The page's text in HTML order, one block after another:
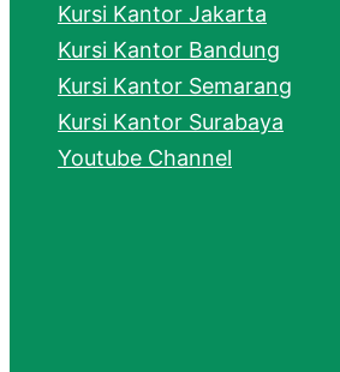
c
h
Kursi Kantor Jakarta
Kursi Kantor Bandung
Kursi Kantor Semarang
Kursi Kantor Surabaya
Youtube Channel